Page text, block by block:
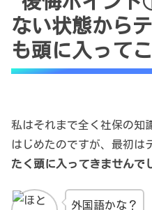
ない状態から
も頭に入って
私はそれまで全く社保の知
はじめたのですが、最初は
たく頭に入ってきませんで
外国語かな？